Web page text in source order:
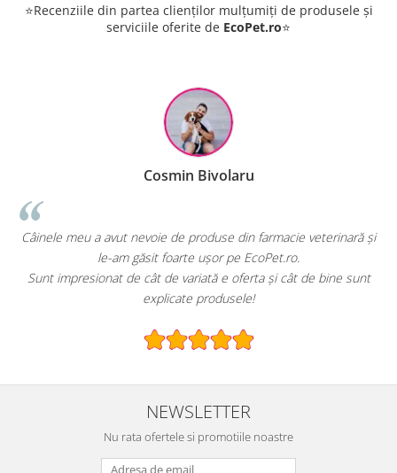
⭐Recenziile din partea clienților mulțumiți de produsele și
serviciile oferite de EcoPet.ro⭐
Cosmin Bivolaru
Câinele meu a avut nevoie de produse din farmacie veterinară și
le-am găsit foarte ușor pe EcoPet.ro.
Sunt impresionat de cât de variată e oferta și cât de bine sunt
explicate produsele!
NEWSLETTER
Nu rata ofertele si promotiile noastre